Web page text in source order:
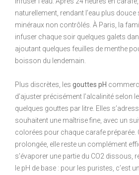
naturellement, rendant l’eau plus
minéraux non contrôlés. À Paris, la
infuser chaque soir quelques galets
ajoutant quelques feuilles de menthe
boisson du lendemain.
Plus discrètes, les gouttes pH
d’ajuster précisément l’alcalinité selon
quelques gouttes par litre. Elles
souhaitent une maîtrise fine, avec un
colorées pour chaque carafe préparée.
prolongée, elle reste un complément
s’évaporer une partie du CO2 dissous,
le pH de base : pour les puristes, c’est